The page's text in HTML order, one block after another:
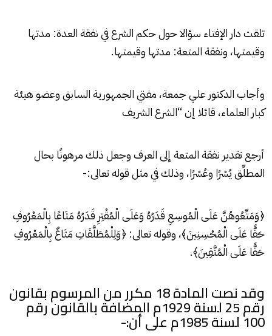
تلقت دار الإفتاء سؤالا حول حكم الشرع في نفقة العدة: مدتها
وقيمتها، ونفقة المتعة: مدتها وقيمتها.
وأجاب الدكتور علي جمعة، مفتي الجمهورية السابق وعضو هيئة
كبار العلماء، قائلا إن “الشرع الشريف
أرجع تقدير نفقة المتعة إلى العرف وجعل ذلك مرهونًا بحال
المطلِّق يُسْرًا وعُسْرًا، وذلك في مثل قوله تعالى:-
﴿وَمَتِّعُوهُنَّ عَلَى الْمُوسِعِ قَدَرُهُ وَعَلَى الْمُقْتِرِ قَدَرُهُ مَتَاعًا بِالْمَعْرُوفِ
حَقًّا عَلَى الْمُحْسِنِينَ﴾، وقوله تعالى: ﴿وَلِلْمُطَلَّقَاتِ مَتَاعٌ بِالْمَعْرُوفِ
حَقًّا عَلَى الْمُتَّقِينَ﴾.
وقد نصت المادة 18 مكرر من المرسوم بقانون
رقم 25 لسنة 1929م المضافة بالقانون رقم
100 لسنة 1985م على أن:-